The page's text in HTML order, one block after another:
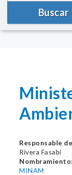
Buscar
Responsable
Rivera Fasabi
Nombramiento:
MINAM